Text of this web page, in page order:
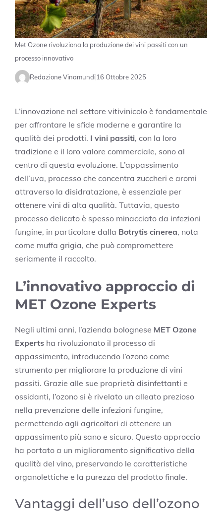
Met Ozone rivoluziona la produzione dei vini passiti con un
processo innovativo
Redazione Vinamundi16 Ottobre 2025
L’innovazione nel settore vitivinicolo è fondamentale
per affrontare le sfide moderne e garantire la
qualità dei prodotti. I vini passiti, con la loro
tradizione e il loro valore commerciale, sono al
centro di questa evoluzione. L’appassimento
dell’uva, processo che concentra zuccheri e aromi
attraverso la disidratazione, è essenziale per
ottenere vini di alta qualità. Tuttavia, questo
processo delicato è spesso minacciato da infezioni
fungine, in particolare dalla Botrytis cinerea, nota
come muffa grigia, che può compromettere
seriamente il raccolto.
L’innovativo approccio di
MET Ozone Experts
Negli ultimi anni, l’azienda bolognese MET Ozone
Experts ha rivoluzionato il processo di
appassimento, introducendo l’ozono come
strumento per migliorare la produzione di vini
passiti. Grazie alle sue proprietà disinfettanti e
ossidanti, l’ozono si è rivelato un alleato prezioso
nella prevenzione delle infezioni fungine,
permettendo agli agricoltori di ottenere un
appassimento più sano e sicuro. Questo approccio
ha portato a un miglioramento significativo della
qualità del vino, preservando le caratteristiche
organolettiche e la purezza del prodotto finale.
Vantaggi dell’uso dell’ozono